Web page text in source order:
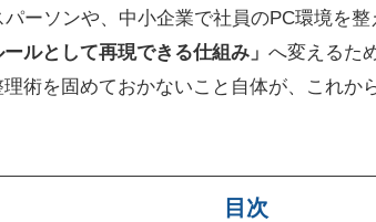
ーソンや、中小企業で社員のPC環境を整
ルとして再現できる仕組み」 へ変えるた
術を固めておかないこと自体が、これか
目次